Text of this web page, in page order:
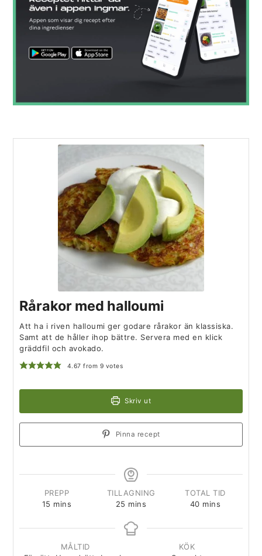
Rårakor med halloumi
Att ha i riven halloumi ger godare rårakor än klassiska.
Samt att de håller ihop bättre. Servera med en klick
gräddfil och avokado.
4.67 from 9 votes
Skriv ut
Pinna recept
PREPP
15 mins
TILLAGNING
25 mins
TOTAL TID
40 mins
MÅLTID
KÖK